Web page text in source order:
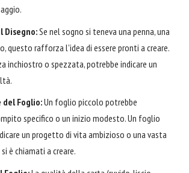
Disegno:Se nel sogno si teneva una penna, una
questo rafforza l'idea di essere pronti a creare.
inchiostro o spezzata, potrebbe indicare un
del Foglio:Un foglio piccolo potrebbe
specifico o un inizio modesto. Un foglio
un progetto di vita ambizioso o una vasta
è chiamati a creare.